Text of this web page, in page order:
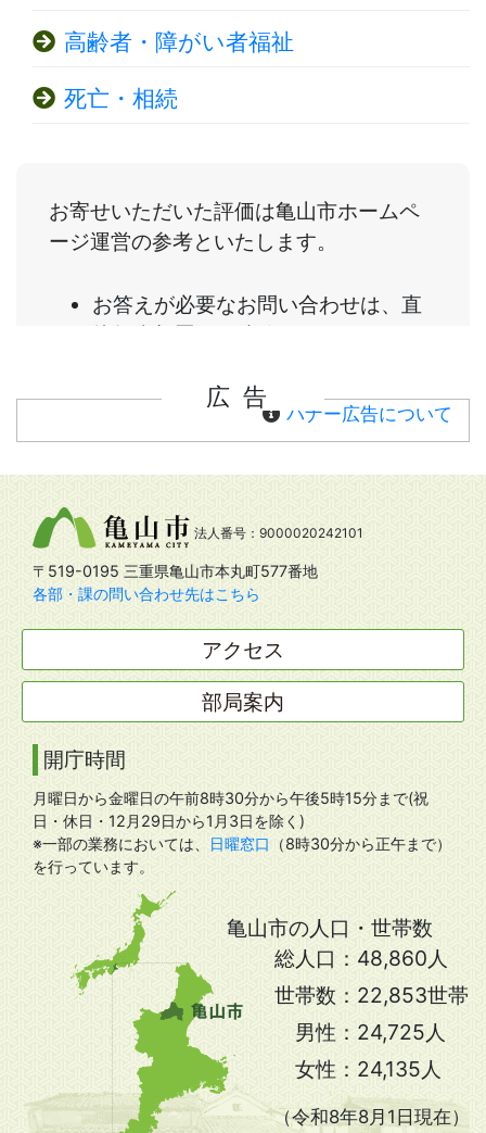
高齢者・障がい者福祉
死亡・相続
広告
バナー広告について
法人番号：9000020242101
〒519-0195 三重県亀山市本丸町577番地
各部・課の問い合わせ先はこちら
アクセス
部局案内
開庁時間
月曜日から金曜日の午前8時30分から午後5時15分まで(祝
日・休日・12月29日から1月3日を除く)
※一部の業務においては、
日曜窓口
（8時30分から正午まで）
を行っています。
亀山市の人口・世帯数
総人口： 48,860人
世帯数： 22,853世帯
男性： 24,725人
女性： 24,135人
（令和8年8月1日現在）